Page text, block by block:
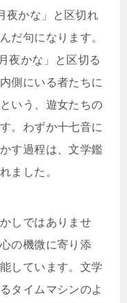
夜かな」と区切れ
だ句になります。
夜かな」と区切る
側にいる者たちに
いう、遊女たちの
。わずか十七音に
す過程は、文学鑑
ました。
しではありませ
の機微に寄り添
しています。文学
タイムマシンのよ